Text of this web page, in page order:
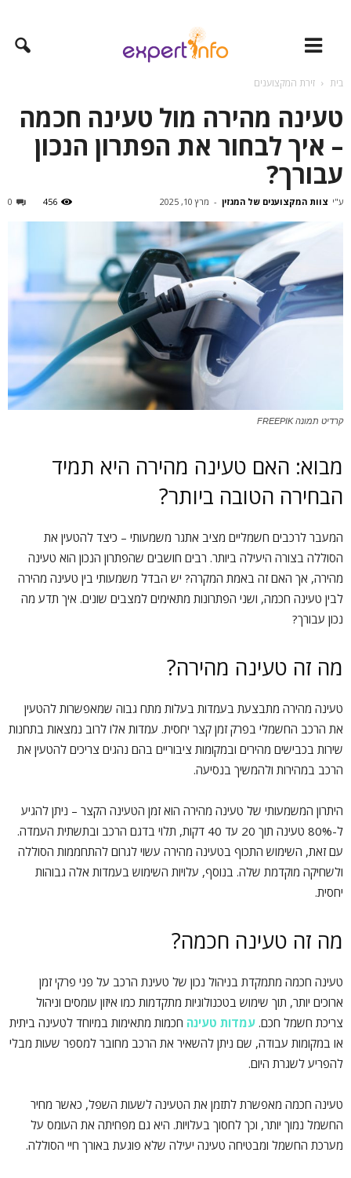
בית זירת המקצוענים
טעינה מהירה מול טעינה חכמה
– איך לבחור את הפתרון הנכון
עבורך?
ע"י צוות המקצוענים של המגזין - מרץ 10, 2025 0 456
קרדיט תמונה FREEPIK
מבוא: האם טעינה מהירה היא תמיד
הבחירה הטובה ביותר?
המעבר לרכבים חשמליים מציב אתגר משמעותי – כיצד להטעין את
הסוללה בצורה היעילה ביותר. רבים חושבים שהפתרון הנכון הוא טעינה
מהירה, אך האם זה באמת המקרה? יש הבדל משמעותי בין טעינה מהירה
לבין טעינה חכמה, ושני הפתרונות מתאימים למצבים שונים. איך תדע מה
נכון עבורך?
מה זה טעינה מהירה?
טעינה מהירה מתבצעת בעמדות בעלות מתח גבוה שמאפשרות להטעין
את הרכב החשמלי בפרק זמן קצר יחסית. עמדות אלו לרוב נמצאות בתחנות
שירות בכבישים מהירים ובמקומות ציבוריים בהם נהגים צריכים להטעין את
הרכב במהירות ולהמשיך בנסיעה.
היתרון המשמעותי של טעינה מהירה הוא זמן הטעינה הקצר – ניתן להגיע
ל-80% טעינה תוך 20 עד 40 דקות, תלוי בדגם הרכב ובתשתית העמדה.
עם זאת, השימוש התכוף בטעינה מהירה עשוי לגרום להתחממות הסוללה
ולשחיקה מוקדמת שלה. בנוסף, עלויות השימוש בעמדות אלה גבוהות
יחסית.
מה זה טעינה חכמה?
טעינה חכמה מתמקדת בניהול נכון של טעינת הרכב על פני פרקי זמן
ארוכים יותר, תוך שימוש בטכנולוגיות מתקדמות כמו איזון עומסים וניהול
צריכת חשמל חכם. עמדות טעינה חכמות מתאימות במיוחד לטעינה ביתית
או במקומות עבודה, שם ניתן להשאיר את הרכב מחובר למספר שעות מבלי
להפריע לשגרת היום.
טעינה חכמה מאפשרת לתזמן את הטעינה לשעות השפל, כאשר מחיר
החשמל נמוך יותר, וכך לחסוך בעלויות. היא גם מפחיתה את העומס על
מערכת החשמל ומבטיחה טעינה יעילה שלא פוגעת באורך חיי הסוללה.